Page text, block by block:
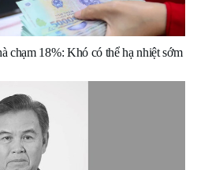
chạm 18%: Khó có thể hạ nhiệt sớm